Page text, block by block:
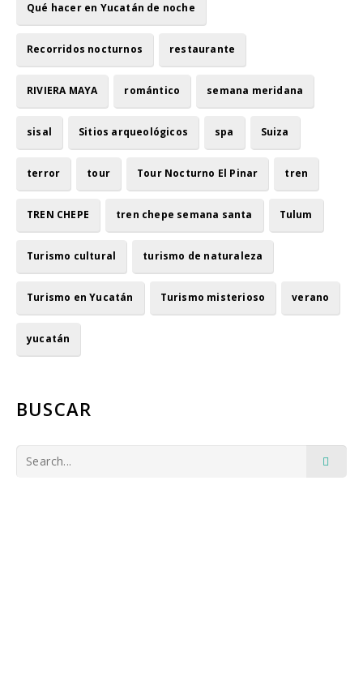
Qué hacer en Yucatán de noche
Recorridos nocturnos restaurante
RIVIERA MAYA romántico semana meridana
sisal Sitios arqueológicos spa Suiza
terror tour Tour Nocturno El Pinar tren
TREN CHEPE tren chepe semana santa Tulum
Turismo cultural turismo de naturaleza
Turismo en Yucatán Turismo misterioso verano
yucatán
BUSCAR